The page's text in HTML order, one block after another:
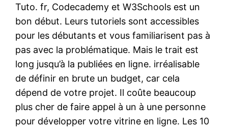
Tuto. fr, Codecademy et W3Schools est un
bon début. Leurs tutoriels sont accessibles
pour les débutants et vous familiarisent pas à
pas avec la problématique. Mais le trait est
long jusqu’à la publiées en ligne. irréalisable
de définir en brute un budget, car cela
dépend de votre projet. Il coûte beaucoup
plus cher de faire appel à un à une personne
pour développer votre vitrine en ligne. Les 10